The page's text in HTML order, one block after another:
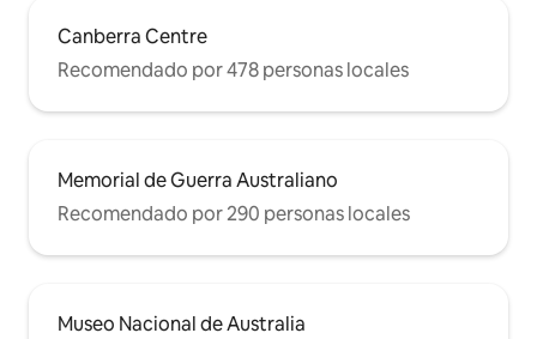
Canberra Centre
Recomendado por 478 personas locales
Memorial de Guerra Australiano
Recomendado por 290 personas locales
Museo Nacional de Australia